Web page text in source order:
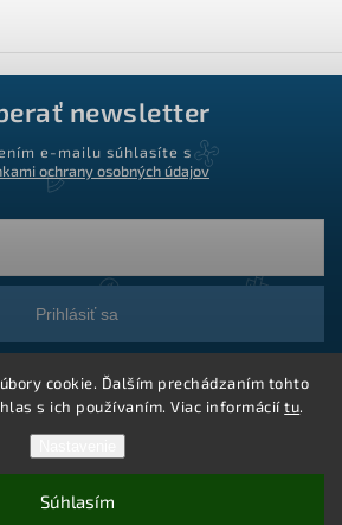
cookie. Ďalším prechádzaním tohto
s ich používaním. Viac informáciítu.
Súhlasím
newsletter
e-mailu súhlasíte s
ochrany osobných údajov
Prihlásiť sa